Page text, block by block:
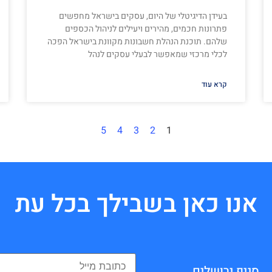
בעידן הדיגיטלי של היום, עסקים בישראל מחפשים
פתרונות חכמים, מהירים ויעילים לניהול הכספים
שלהם. תוכנת הנהלת חשבונות מקוונת בישראל הפכה
לכלי מרכזי שמאפשר לבעלי עסקים לנהל
קרא עוד
1
2
3
4
5
אנו כאן בשבילך בכל עת